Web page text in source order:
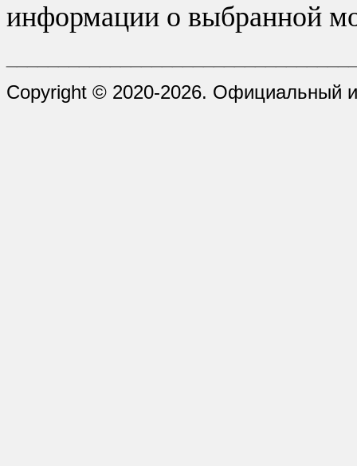
информации о выбранной
Copyright © 2020-2026. Официальный